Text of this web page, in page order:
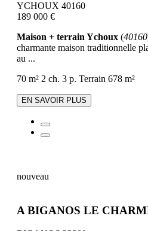
YCHOUX 40160
189 000 €
Maison + terrain Ychoux (40160
charmante maison traditionnelle
au ...
70 m² 2 ch. 3 p. Terrain 678 m²
EN SAVOIR PLUS
nouveau
A BIGANOS LE